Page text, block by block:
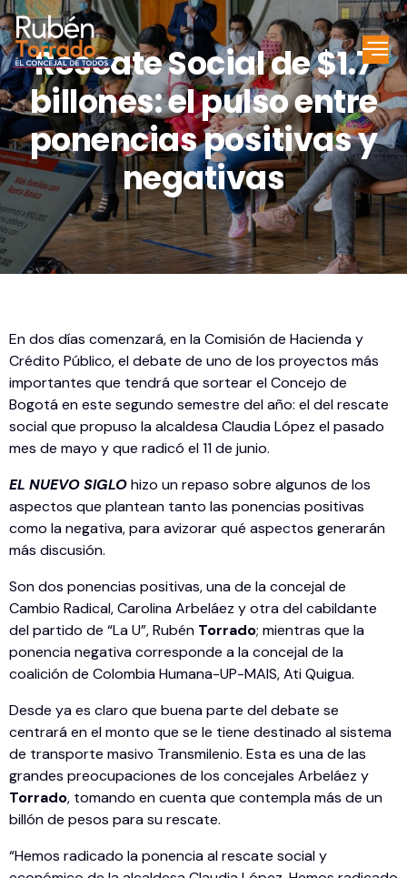
Rescate Social de $1.7
billones: el pulso entre
ponencias positivas y
negativas
En dos días comenzará, en la Comisión de Hacienda y
Crédito Público, el debate de uno de los proyectos más
importantes que tendrá que sortear el Concejo de
Bogotá en este segundo semestre del año: el del rescate
social que propuso la alcaldesa Claudia López el pasado
mes de mayo y que radicó el 11 de junio.
EL NUEVO SIGLOhizo un repaso sobre algunos de los
aspectos que plantean tanto las ponencias positivas
como la negativa, para avizorar qué aspectos generarán
más discusión.
Son dos ponencias positivas, una de la concejal de
Cambio Radical, Carolina Arbeláez y otra del cabildante
del partido de “La U”, Rubén Torrado; mientras que la
ponencia negativa corresponde a la concejal de la
coalición de Colombia Humana-UP-MAIS, Ati Quigua.
Desde ya es claro que buena parte del debate se
centrará en el monto que se le tiene destinado al sistema
de transporte masivo Transmilenio. Esta es una de las
grandes preocupaciones de los concejales Arbeláez y
Torrado, tomando en cuenta que contempla más de un
billón de pesos para su rescate.
“Hemos radicado la ponencia al rescate social y